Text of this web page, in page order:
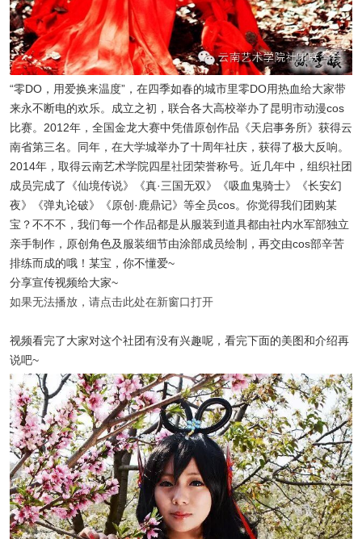
“零DO，用爱换来温度”，在四季如春的城市里零DO用热血给大家带
来永不断电的欢乐。成立之初，联合各大高校举办了昆明市动漫cos
比赛。2012年，全国金龙大赛中凭借原创作品《天启事务所》获得云
南省第三名。同年，在大学城举办了十周年社庆，获得了极大反响。
2014年，取得云南艺术学院四星社团荣誉称号。近几年中，组织社团
成员完成了《仙境传说》《真·三国无双》《吸血鬼骑士》《长安幻
夜》《弹丸论破》《原创·鹿鼎记》等全员cos。你觉得我们团购某
宝？不不不，我们每一个作品都是从服装到道具都由社内水军部独立
亲手制作，原创角色及服装细节由涂部成员绘制，再交由cos部辛苦
排练而成的哦！某宝，你不懂爱~
分享宣传视频给大家~
如果无法播放，请点击此处在新窗口打开
视频看完了大家对这个社团有没有兴趣呢，看完下面的美图和介绍再
说吧~